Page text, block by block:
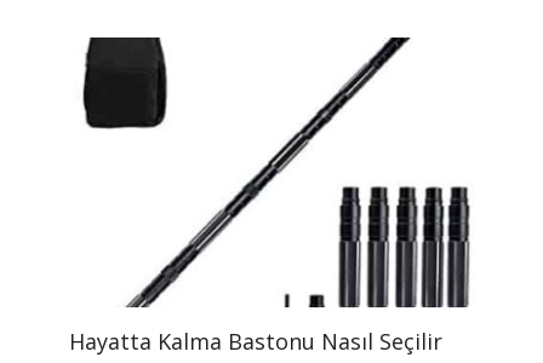
Hayatta Kalma Bastonu Nasıl Seçilir